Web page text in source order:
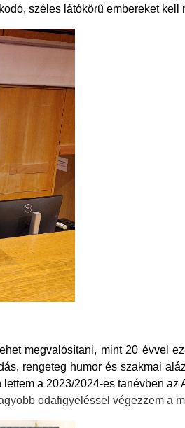
széles látókörű embereket kell
megvalósítani, mint 20 évvel
rengeteg humor és szakmai
a 2023/2024-es tanévben az
odafigyeléssel végezzem a